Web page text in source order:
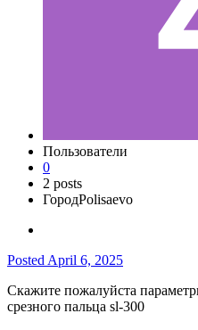
Пользователи
0
2 posts
ГородPolisaevo
PostedApril 6, 2025
Скажите пожалуйста
срезного пальца sl-300